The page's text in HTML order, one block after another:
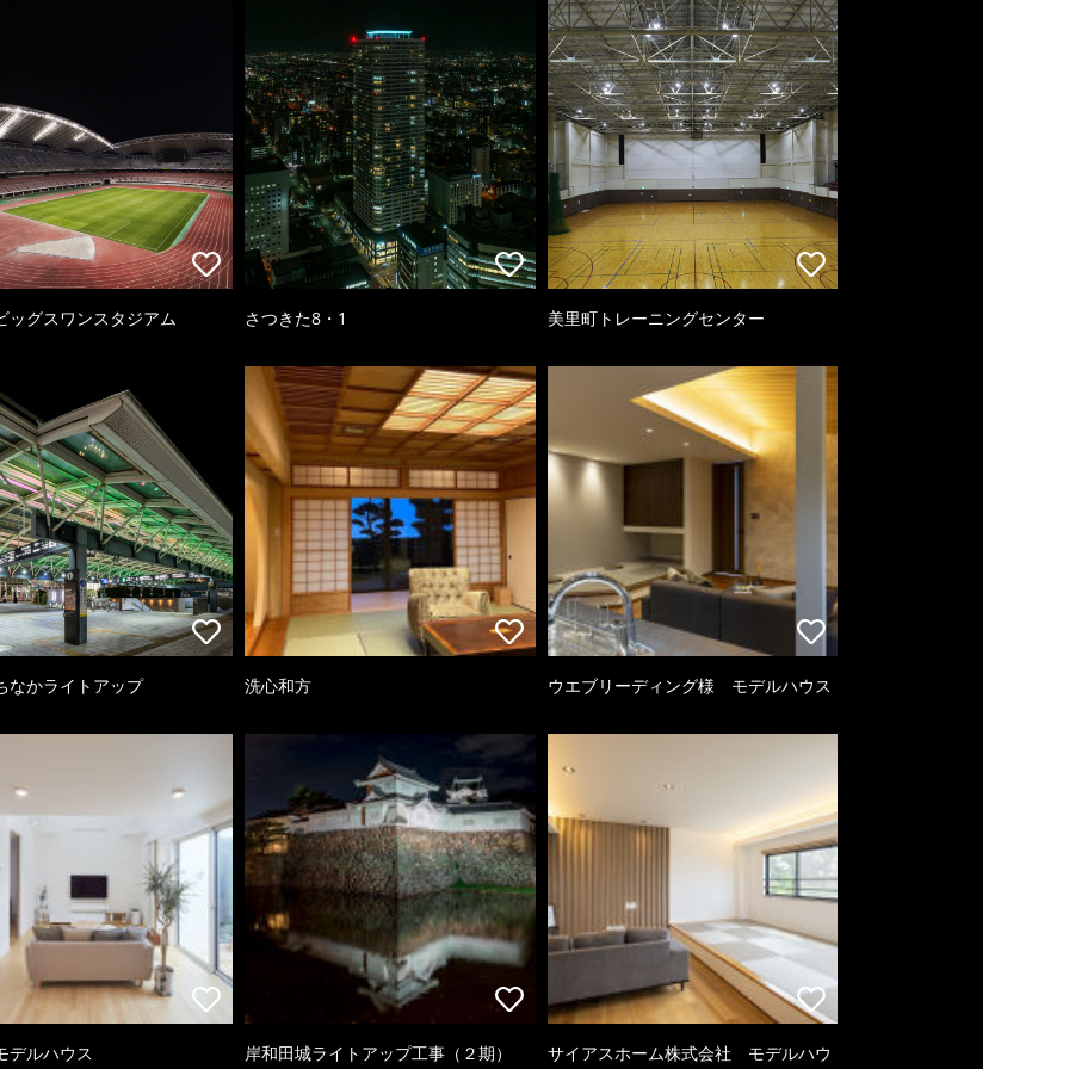
ッグスワンスタジアム さつきた8・1 美里町トレーニングセンター
なかライトアップ 洗心和方 ウエブリーディング様 モデルハウス
デルハウス 岸和田城ライトアップ工事（２期）
サイアスホーム株式会社 モデルハウ